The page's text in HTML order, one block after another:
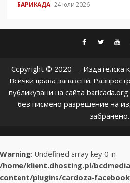
БАРИКАДА 24 юли 2026
Copyright © 2020 — Издателска
Всички права запазени.
публикувани на сайта
без писмено разрешение на
забранено.
Warning: Undefined array key 0 in
/home/klient.dhosting.pl/
content/plugins/cardoza-